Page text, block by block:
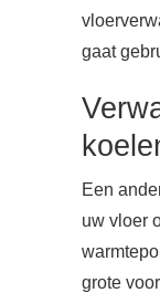
gaat
Een
uw vloer
grote